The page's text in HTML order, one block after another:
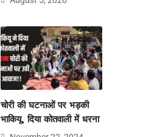
चोरी की घटनाओं पर भड़की
भाकियू, दिया कोतवाली में धरना